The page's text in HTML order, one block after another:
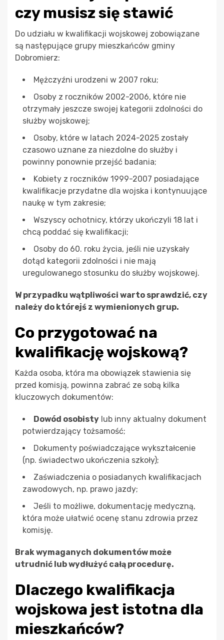
czy musisz się stawić
Do udziału w kwalifikacji wojskowej zobowiązane
są następujące grupy mieszkańców gminy
Dobromierz:
Mężczyźni urodzeni w 2007 roku;
Osoby z roczników 2002-2006, które nie
otrzymały jeszcze swojej kategorii zdolności do
służby wojskowej;
Osoby, które w latach 2024-2025 zostały
czasowo uznane za niezdolne do służby i
powinny ponownie przejść badania;
Kobiety z roczników 1999-2007 posiadające
kwalifikacje przydatne dla wojska i kontynuujące
naukę w tym zakresie;
Wszyscy ochotnicy, którzy ukończyli 18 lat i
chcą poddać się kwalifikacji;
Osoby do 60. roku życia, jeśli nie uzyskały
dotąd kategorii zdolności i nie mają
uregulowanego stosunku do służby wojskowej.
W przypadku wątpliwości warto sprawdzić, czy
należy do którejś z wymienionych grup.
Co przygotować na
kwalifikację wojskową?
Każda osoba, która ma obowiązek stawienia się
przed komisją, powinna zabrać ze sobą kilka
kluczowych dokumentów:
Dowód osobisty lub inny aktualny dokument
potwierdzający tożsamość;
Dokumenty poświadczające wykształcenie
(np. świadectwo ukończenia szkoły);
Zaświadczenia o posiadanych kwalifikacjach
zawodowych, np. prawo jazdy;
Jeśli to możliwe, dokumentację medyczną,
która może ułatwić ocenę stanu zdrowia przez
komisję.
Brak wymaganych dokumentów może
utrudnić lub wydłużyć całą procedurę.
Dlaczego kwalifikacja
wojskowa jest istotna dla
mieszkańców?